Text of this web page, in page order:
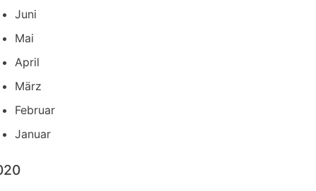
Juni
Mai
April
März
Februar
Januar